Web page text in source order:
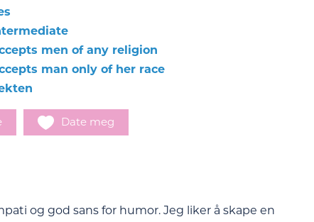
men of any religion
man only of her race
Date meg
og god sans for humor. Jeg liker å skape en